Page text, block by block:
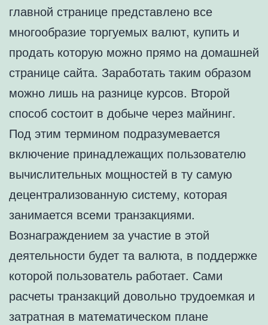
главной странице представлено все
многообразие торгуемых валют, купить и
продать которую можно прямо на домашней
странице сайта. Заработать таким образом
можно лишь на разнице курсов. Второй
способ состоит в добыче через майнинг.
Под этим термином подразумевается
включение принадлежащих пользователю
вычислительных мощностей в ту самую
децентрализованную систему, которая
занимается всеми транзакциями.
Вознаграждением за участие в этой
деятельности будет та валюта, в поддержке
которой пользователь работает. Сами
расчеты транзакций довольно трудоемкая и
затратная в математическом плане